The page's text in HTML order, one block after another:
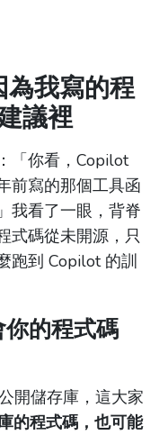
我寫的程
議裡
「你看，Copilot
前寫的那個工具函
我看了一眼，背脊
式碼從未開源，只
跑到 Copilot 的訓
的程式碼
開儲存庫，這大家
的程式碼，也可能